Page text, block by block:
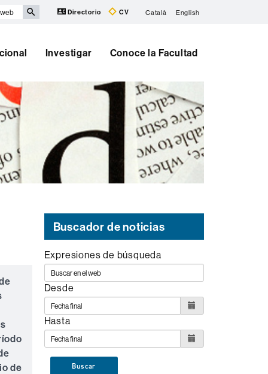
Directorio CV Català English
Investigar Conoce la Facultad
de
Buscador de noticias
Expresiones de búsqueda
Desde
Hasta
Buscar